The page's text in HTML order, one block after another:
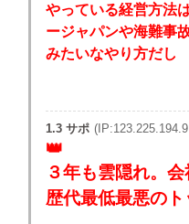
やっている経営方法
ージャパンや海難事
みたいなやり方だし
1.3 サポ
３年も雲隠れ。
歴代最低最悪の